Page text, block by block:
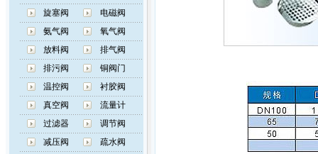
旋塞阀
电磁阀
氨气阀
氧气阀
放料阀
排气阀
排污阀
铜阀门
温控阀
衬胶阀
真空阀
流量计
过滤器
调节阀
减压阀
疏水阀